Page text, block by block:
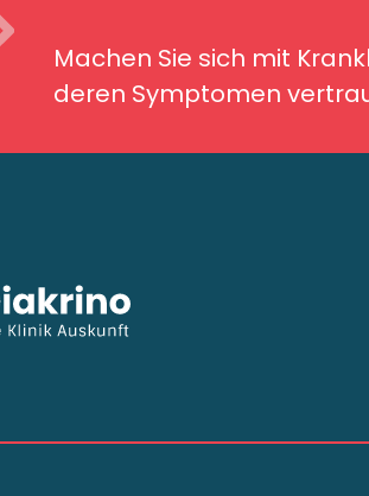
Machen Sie sich mit
deren Symptomen
Machen Sie sich mit
Symptomen